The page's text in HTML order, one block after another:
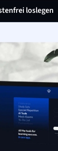
loslegen